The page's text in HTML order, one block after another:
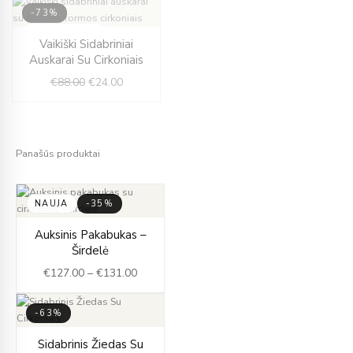
-73%
Vaikiški Sidabriniai
Auskarai Su Cirkoniais
€88.00
price
was:
€88.00.
€24.00
price
is:
€24.00.
Panašūs produktai
NAUJA -35%
Auksinis Pakabukas –
Širdelė
€127.00 – €131.00
range:
through
-63%
Sidabrinis Žiedas Su
Original